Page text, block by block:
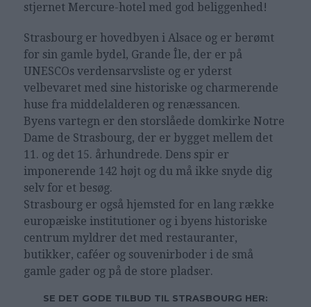
stjernet Mercure-hotel med god beliggenhed!
Strasbourg er hovedbyen i Alsace og er berømt
for sin gamle bydel, Grande Île, der er på
UNESCOs verdensarvsliste og er yderst
velbevaret med sine historiske og charmerende
huse fra middelalderen og renæssancen.
Byens vartegn er den storslåede domkirke Notre
Dame de Strasbourg, der er bygget mellem det
11. og det 15. århundrede. Dens spir er
imponerende 142 højt og du må ikke snyde dig
selv for et besøg.
Strasbourg er også hjemsted for en lang række
europæiske institutioner og i byens historiske
centrum myldrer det med restauranter,
butikker, caféer og souvenirboder i de små
gamle gader og på de store pladser.
SE DET GODE TILBUD TIL STRASBOURG HER: